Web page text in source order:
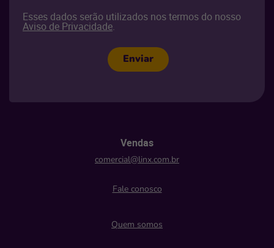
Esses dados serão utilizados nos termos do nosso
Aviso de Privacidade.
Enviar
Vendas
comercial@linx.com.br
Fale conosco
Quem somos